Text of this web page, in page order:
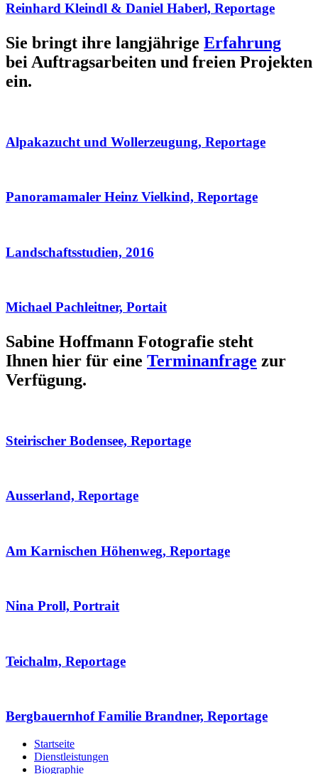
Reinhard Kleindl & Daniel Haberl, Reportage
Sie bringt ihre langjährige Erfahrung
bei Auftragsarbeiten und freien Projekten
ein.
Alpakazucht und Wollerzeugung, Reportage
Panoramamaler Heinz Vielkind, Reportage
Landschaftsstudien, 2016
Michael Pachleitner, Portait
Sabine Hoffmann Fotografie steht
Ihnen hier für eine Terminanfrage zur
Verfügung.
Steirischer Bodensee, Reportage
Ausserland, Reportage
Am Karnischen Höhenweg, Reportage
Nina Proll, Portrait
Teichalm, Reportage
Bergbauernhof Familie Brandner, Reportage
Startseite
Dienstleistungen
Biographie